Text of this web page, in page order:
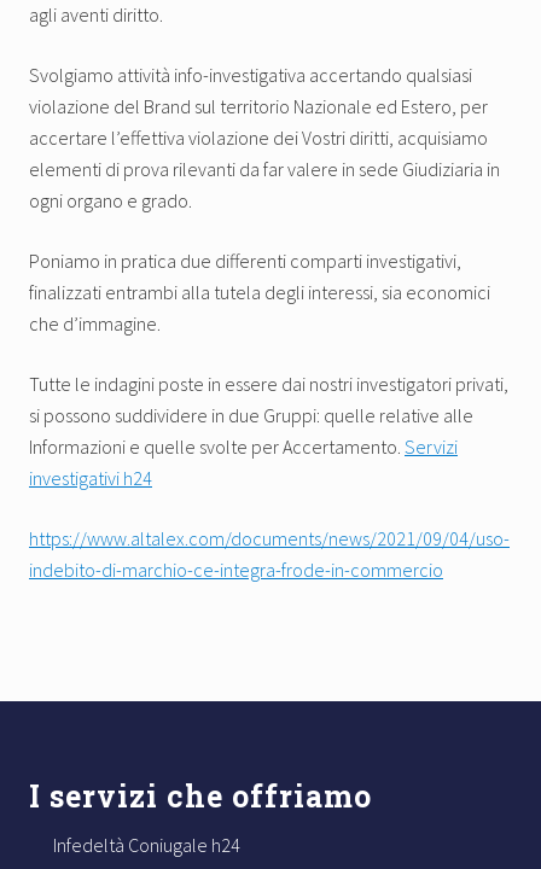
agli aventi diritto.
Svolgiamo attività info-investigativa accertando qualsiasi
violazione del Brand sul territorio Nazionale ed Estero, per
accertare l’effettiva violazione dei Vostri diritti, acquisiamo
elementi di prova rilevanti da far valere in sede Giudiziaria in
ogni organo e grado.
Poniamo in pratica due differenti comparti investigativi,
finalizzati entrambi alla tutela degli interessi, sia economici
che d’immagine.
Tutte le indagini poste in essere dai nostri investigatori privati,
si possono suddividere in due Gruppi: quelle relative alle
Informazioni e quelle svolte per Accertamento. Servizi
investigativi h24
https://www.altalex.com/documents/news/2021/09/04/uso-
indebito-di-marchio-ce-integra-frode-in-commercio
I servizi che offriamo
Infedeltà Coniugale h24